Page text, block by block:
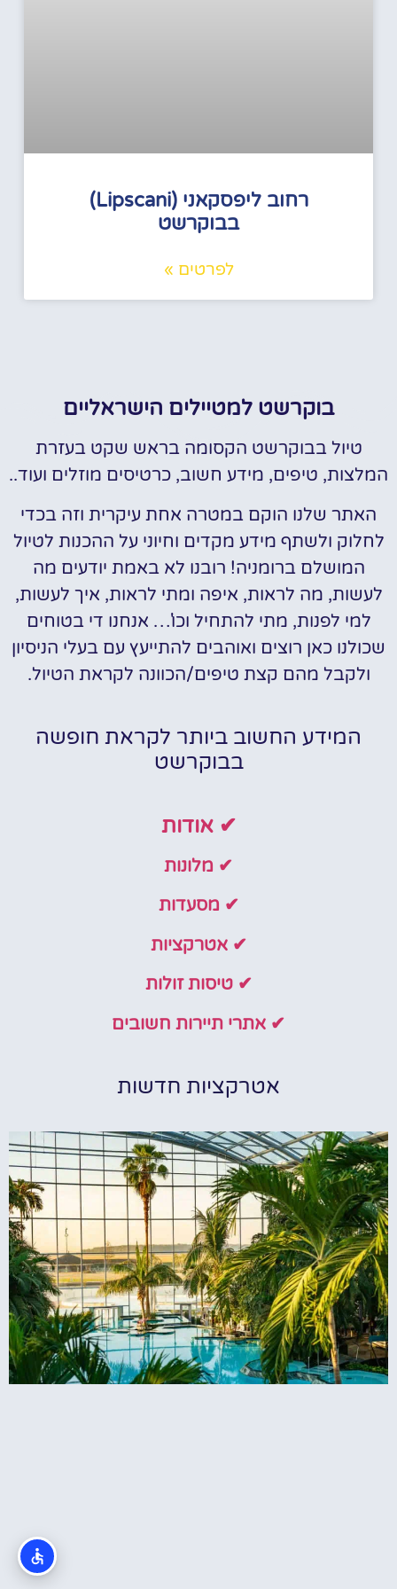
רחוב ליפסקאני (Lipscani)
בבוקרשט
לפרטים »
בוקרשט למטיילים הישראליים
טיול בבוקרשט הקסומה בראש שקט בעזרת
המלצות, טיפים, מידע חשוב, כרטיסים מוזלים ועוד..
האתר שלנו הוקם במטרה אחת עיקרית וזה בכדי
לחלוק ולשתף מידע מקדים וחיוני על ההכנות לטיול
המושלם ברומניה! רובנו לא באמת יודעים מה
לעשות, מה לראות, איפה ומתי לראות, איך לעשות,
למי לפנות, מתי להתחיל וכו'… אנחנו די בטוחים
שכולנו כאן רוצים ואוהבים להתייעץ עם בעלי הניסיון
ולקבל מהם קצת טיפים/הכוונה לקראת הטיול.
המידע החשוב ביותר לקראת חופשה
בבוקרשט
✔ אודות
✔ מלונות
✔ מסעדות
✔ אטרקציות
✔ טיסות זולות
✔ אתרי תיירות חשובים
אטרקציות חדשות